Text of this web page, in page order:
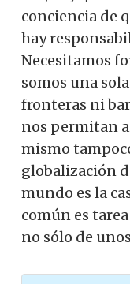
conciencia de
hay
Necesitamos
somos una
fronteras ni
nos permitan
mismo
globalización
mundo es la
común es
no sólo de